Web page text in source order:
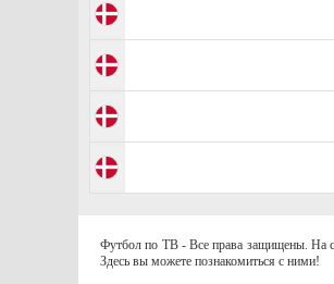
Футбол по ТВ - Все права защищены. На
Здесь вы можете познакомиться с ними!